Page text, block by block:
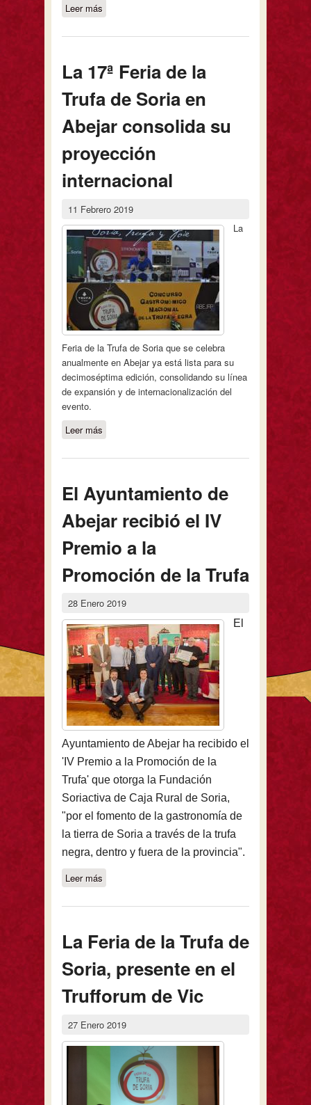
Leer más
semana de la trufa negra en Abejar
La 17ª Feria de la
Trufa de Soria en
Abejar consolida su
proyección
internacional
11 Febrero 2019
La
Feria de la Trufa de Soria que se celebra
anualmente en Abejar ya está lista para su
decimoséptima edición, consolidando su línea
de expansión y de internacionalización del
evento.
Leer más
internacional
El Ayuntamiento de
Abejar recibió el IV
Premio a la
Promoción de la Trufa
28 Enero 2019
El
Ayuntamiento de Abejar ha recibido el
'IV Premio a la Promoción de la
Trufa' que otorga la Fundación
Soriactiva de Caja Rural de Soria,
"por el fomento de la gastronomía de
la tierra de Soria a través de la trufa
negra, dentro y fuera de la provincia".
Leer más
la Trufa
La Feria de la Trufa de
Soria, presente en el
Trufforum de Vic
27 Enero 2019